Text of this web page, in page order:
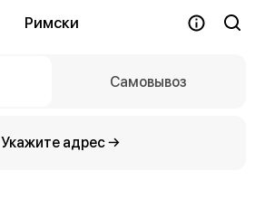
Римски
Самовывоз
Укажите адрес →